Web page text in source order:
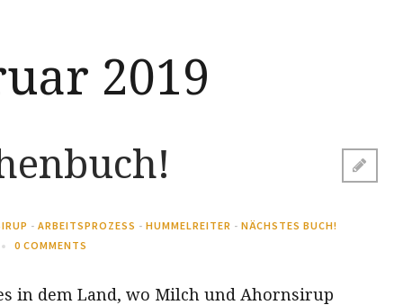
2019
- ARBEITSPROZESS - HUMMELREITER - NÄCHSTES BUCH!
0 COMMENTS
in dem Land, wo Milch und Ahornsirup